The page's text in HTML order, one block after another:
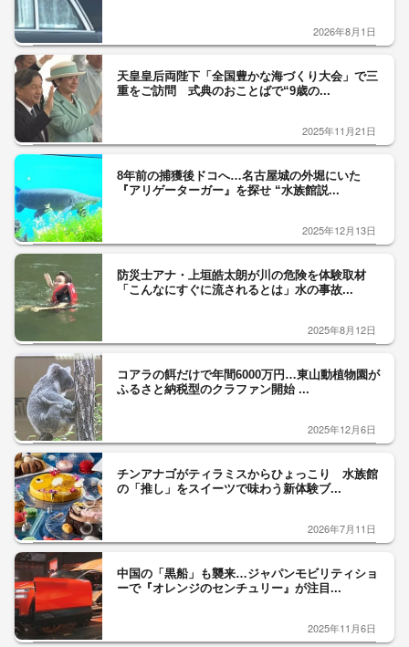
2026年8月1日
天皇皇后両陛下「全国豊かな海づくり大会」で三
重をご訪問 式典のおことばで“9歳の...
2025年11月21日
8年前の捕獲後ドコへ…名古屋城の外堀にいた
『アリゲーターガー』を探せ “水族館説...
2025年12月13日
防災士アナ・上垣皓太朗が川の危険を体験取材
「こんなにすぐに流されるとは」水の事故...
2025年8月12日
コアラの餌だけで年間6000万円…東山動植物園が
ふるさと納税型のクラファン開始 ...
2025年12月6日
チンアナゴがティラミスからひょっこり 水族館
の「推し」をスイーツで味わう新体験ブ...
2026年7月11日
中国の「黒船」も襲来…ジャパンモビリティショ
ーで『オレンジのセンチュリー』が注目...
2025年11月6日